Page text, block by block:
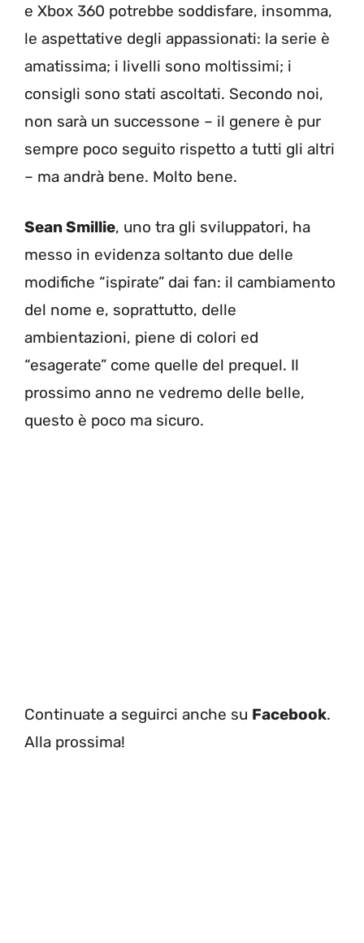
e Xbox 360 potrebbe soddisfare, insomma,
le aspettative degli appassionati: la serie è
amatissima; i livelli sono moltissimi; i
consigli sono stati ascoltati. Secondo noi,
non sarà un successone – il genere è pur
sempre poco seguito rispetto a tutti gli altri
– ma andrà bene. Molto bene.
Sean Smillie, uno tra gli sviluppatori, ha
messo in evidenza soltanto due delle
modifiche “ispirate” dai fan: il cambiamento
del nome e, soprattutto, delle
ambientazioni, piene di colori ed
“esagerate” come quelle del prequel. Il
prossimo anno ne vedremo delle belle,
questo è poco ma sicuro.
Continuate a seguirci anche su Facebook.
Alla prossima!